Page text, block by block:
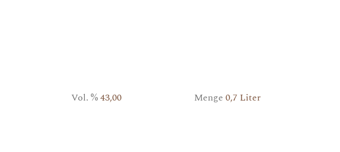
Vol. %43,00 Menge 0,7 Liter